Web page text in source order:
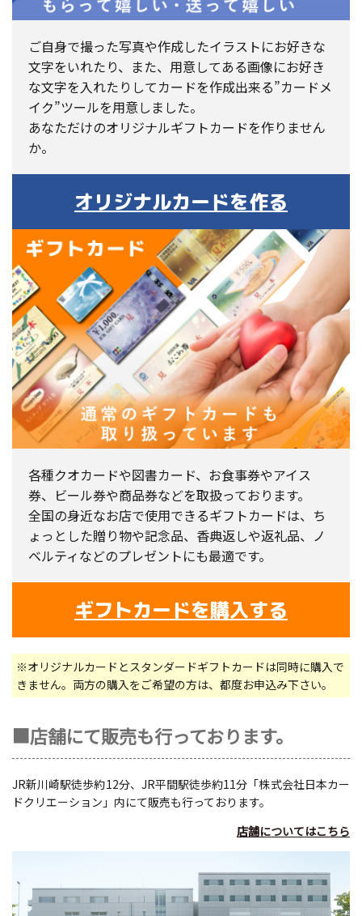
ご自身で撮った写真や作成したイラストにお好きな
文字をいれたり、また、用意してある画像にお好き
な文字を入れたりしてカードを作成出来る”カードメ
イク”ツールを用意しました。
あなただけのオリジナルギフトカードを作りません
か。
オリジナルカードを作る
各種クオカードや図書カード、お食事券やアイス
券、ビール券や商品券などを取扱っております。
全国の身近なお店で使用できるギフトカードは、ち
ょっとした贈り物や記念品、香典返しや返礼品、ノ
ベルティなどのプレゼントにも最適です。
ギフトカードを購入する
※オリジナルカードとスタンダードギフトカードは同時に購入で
きません。両方の購入をご希望の方は、都度お申込み下さい。
■店舗にて販売も行っております。
JR新川崎駅徒歩約12分、JR平間駅徒歩約11分「株式会社日本カー
ドクリエーション」内にて販売も行っております。
店舗についてはこちら